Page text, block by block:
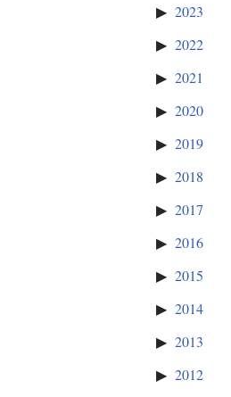
2023
2022
2021
2020
2019
2018
2017
2016
2015
2014
2013
2012